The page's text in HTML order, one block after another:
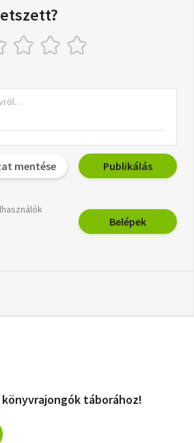
mentése Publikálás
Belépek
könyvrajongók táborához!